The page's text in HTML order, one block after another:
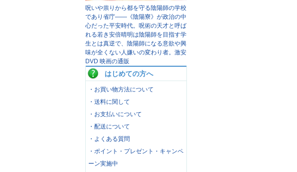
呪いや祟りから都を守る陰陽師の学校
であり省庁――《陰陽寮》が政治の中
心だった平安時代。呪術の天才と呼ば
れる若き安倍晴明は陰陽師を目指す学
生とは真逆で、陰陽師になる意欲や興
味が全くない人嫌いの変わり者。 激安
DVD 映画の通販
はじめての方へ
・お買い物方法について
・送料に関して
・お支払いについて
・配送について
・よくある質問
・ポイント・プレゼント・キャンペ
ーン実施中